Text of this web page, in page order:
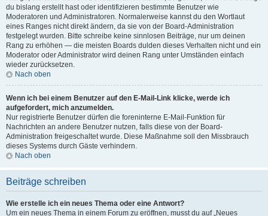
du bislang erstellt hast oder identifizieren bestimmte Benutzer wie
Moderatoren und Administratoren. Normalerweise kannst du den Wortlaut
eines Ranges nicht direkt ändern, da sie von der Board-Administration
festgelegt wurden. Bitte schreibe keine sinnlosen Beiträge, nur um deinen
Rang zu erhöhen — die meisten Boards dulden dieses Verhalten nicht und ein
Moderator oder Administrator wird deinen Rang unter Umständen einfach
wieder zurücksetzen.
Nach oben
Wenn ich bei einem Benutzer auf den E-Mail-Link klicke, werde ich
aufgefordert, mich anzumelden.
Nur registrierte Benutzer dürfen die foreninterne E-Mail-Funktion für
Nachrichten an andere Benutzer nutzen, falls diese von der Board-
Administration freigeschaltet wurde. Diese Maßnahme soll den Missbrauch
dieses Systems durch Gäste verhindern.
Nach oben
Beiträge schreiben
Wie erstelle ich ein neues Thema oder eine Antwort?
Um ein neues Thema in einem Forum zu eröffnen, musst du auf „Neues